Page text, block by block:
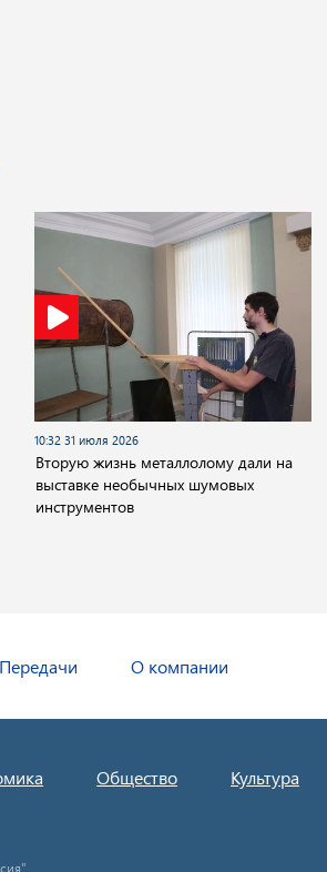
10:32 31 июля 2026
Вторую жизнь металлолому дали на
выставке необычных шумовых
инструментов
Передачи О компании
Общество Культура